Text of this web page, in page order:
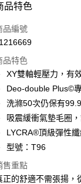
付款方式
用卡一次付款
LINE Pay
Pay
ATM付款
運送方式
家取貨付款
品特色
品編號
品特色
XY雙軸輕壓力，有
Deo-double Plus©
洗滌50次仍保有
吸震緩衝氣墊毛圈
LYCRA®頂級彈性
型號：T96
售重點
正的舒適不需張揚，